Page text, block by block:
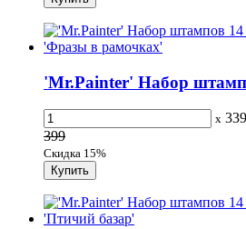
'Mr.Painter' Набор
x 339
399
Скидка 15%